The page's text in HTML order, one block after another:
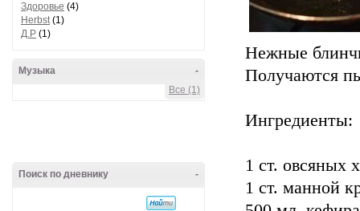
Здоровье (4)
Herbst(1)
Д.Р (1)
-
Музыка
Все (1)
-
Поиск по дневнику
Нежные
Получаются
Ингредиенты:
1 ст. овсяных
1 ст. манной